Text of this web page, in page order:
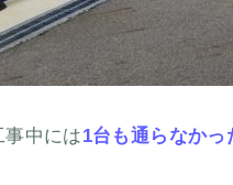
事中には1台も通らなかっ